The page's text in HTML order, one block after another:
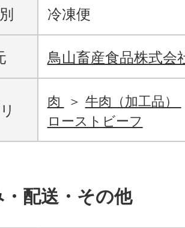
冷凍便
鳥山畜産食品株式会
肉
牛肉（加工品）
ローストビーフ
配送・その他